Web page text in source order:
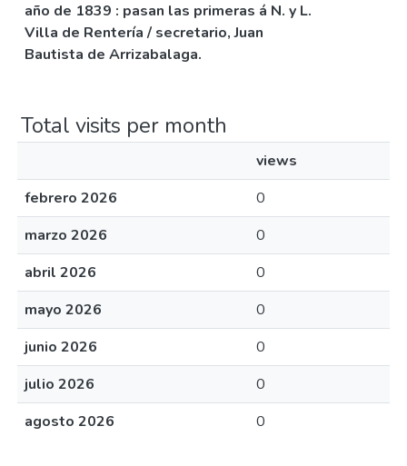
año de 1839 : pasan las primeras á N. y L.
Villa de Rentería / secretario, Juan
Bautista de Arrizabalaga.
Total visits per month
views
febrero 2026
0
marzo 2026
0
abril 2026
0
mayo 2026
0
junio 2026
0
julio 2026
0
agosto 2026
0